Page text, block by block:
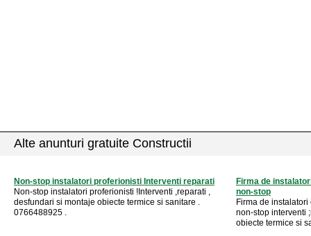
Alte anunturi gratuite Constructii
Non-stop instalatori proferionisti Interventi reparati
Non-stop instalatori proferionisti !Interventi ,reparati ,
desfundari si montaje obiecte termice si sanitare .
0766488925 .
Firma de
non-stop
Firma de
non-stop interventi
obiecte termice si